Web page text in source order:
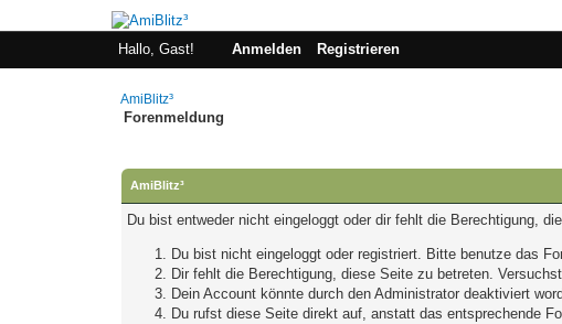
Hallo, Gast!
Anmelden Registrieren
AmiBlitz³
Forenmeldung
AmiBlitz³
Du bist entweder nicht eingeloggt oder dir fehlt die Berechtigung,
Du bist nicht eingeloggt oder registriert. Bitte benutze das
Dir fehlt die Berechtigung, diese Seite zu betreten.
Dein Account könnte durch den Administrator deaktiviert
Du rufst diese Seite direkt auf, anstatt das entsprechende